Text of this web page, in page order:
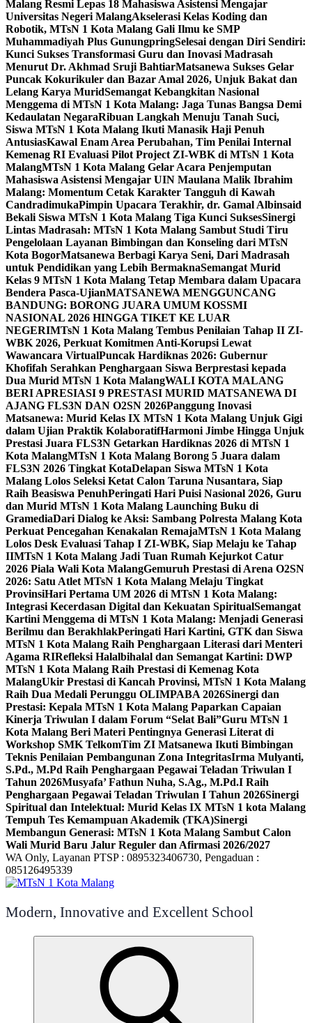
Malang Resmi Lepas 18 Mahasiswa Asistensi Mengajar
Universitas Negeri MalangAkselerasi Kelas Koding dan
Robotik, MTsN 1 Kota Malang Gali Ilmu ke SMP
Muhammadiyah Plus GunungpringSelesai dengan Diri Sendiri:
Kunci Sukses Transformasi Guru dan Inovasi Madrasah
Menurut Dr. Akhmad Sruji BahtiarMatsanewa Sukses Gelar
Puncak Kokurikuler dan Bazar Amal 2026, Unjuk Bakat dan
Lelang Karya MuridSemangat Kebangkitan Nasional
Menggema di MTsN 1 Kota Malang: Jaga Tunas Bangsa Demi
Kedaulatan NegaraRibuan Langkah Menuju Tanah Suci,
Siswa MTsN 1 Kota Malang Ikuti Manasik Haji Penuh
AntusiasKawal Enam Area Perubahan, Tim Penilai Internal
Kemenag RI Evaluasi Pilot Project ZI-WBK di MTsN 1 Kota
MalangMTsN 1 Kota Malang Gelar Acara Penjemputan
Mahasiswa Asistensi Mengajar UIN Maulana Malik Ibrahim
Malang: Momentum Cetak Karakter Tangguh di Kawah
CandradimukaPimpin Upacara Terakhir, dr. Gamal Albinsaid
Bekali Siswa MTsN 1 Kota Malang Tiga Kunci SuksesSinergi
Lintas Madrasah: MTsN 1 Kota Malang Sambut Studi Tiru
Pengelolaan Layanan Bimbingan dan Konseling dari MTsN
Kota BogorMatsanewa Berbagi Karya Seni, Dari Madrasah
untuk Pendidikan yang Lebih BermaknaSemangat Murid
Kelas 9 MTsN 1 Kota Malang Tetap Membara dalam Upacara
Bendera Pasca-UjianMATSANEWA MENGGUNCANG
BANDUNG: BORONG JUARA UMUM KOSSMI
NASIONAL 2026 HINGGA TIKET KE LUAR
NEGERIMTsN 1 Kota Malang Tembus Penilaian Tahap II ZI-
WBK 2026, Perkuat Komitmen Anti-Korupsi Lewat
Wawancara VirtualPuncak Hardiknas 2026: Gubernur
Khofifah Serahkan Penghargaan Siswa Berprestasi kepada
Dua Murid MTsN 1 Kota MalangWALI KOTA MALANG
BERI APRESIASI 9 PRESTASI MURID MATSANEWA DI
AJANG FLS3N DAN O2SN 2026Panggung Inovasi
Matsanewa: Murid Kelas IX MTsN 1 Kota Malang Unjuk Gigi
dalam Ujian Praktik KolaboratifHarmoni Jimbe Hingga Unjuk
Prestasi Juara FLS3N Getarkan Hardiknas 2026 di MTsN 1
Kota MalangMTsN 1 Kota Malang Borong 5 Juara dalam
FLS3N 2026 Tingkat KotaDelapan Siswa MTsN 1 Kota
Malang Lolos Seleksi Ketat Calon Taruna Nusantara, Siap
Raih Beasiswa PenuhPeringati Hari Puisi Nasional 2026, Guru
dan Murid MTsN 1 Kota Malang Launching Buku di
GramediaDari Dialog ke Aksi: Sambang Polresta Malang Kota
Perkuat Pencegahan Kenakalan RemajaMTsN 1 Kota Malang
Lolos Desk Evaluasi Tahap I ZI-WBK, Siap Melaju ke Tahap
IIMTsN 1 Kota Malang Jadi Tuan Rumah Kejurkot Catur
2026 Piala Wali Kota MalangGemuruh Prestasi di Arena O2SN
2026: Satu Atlet MTsN 1 Kota Malang Melaju Tingkat
ProvinsiHari Pertama UM 2026 di MTsN 1 Kota Malang:
Integrasi Kecerdasan Digital dan Kekuatan SpiritualSemangat
Kartini Menggema di MTsN 1 Kota Malang: Menjadi Generasi
Berilmu dan BerakhlakPeringati Hari Kartini, GTK dan Siswa
MTsN 1 Kota Malang Raih Penghargaan Literasi dari Menteri
Agama RIRefleksi Halalbihalal dan Semangat Kartini: DWP
MTsN 1 Kota Malang Raih Prestasi di Kemenag Kota
MalangUkir Prestasi di Kancah Provinsi, MTsN 1 Kota Malang
Raih Dua Medali Perunggu OLIMPABA 2026Sinergi dan
Prestasi: Kepala MTsN 1 Kota Malang Paparkan Capaian
Kinerja Triwulan I dalam Forum “Selat Bali”Guru MTsN 1
Kota Malang Beri Materi Pentingnya Generasi Literat di
Workshop SMK TelkomTim ZI Matsanewa Ikuti Bimbingan
Teknis Penilaian Pembangunan Zona IntegritasIrma Mulyanti,
S.Pd., M.Pd Raih Penghargaan Pegawai Teladan Triwulan I
Tahun 2026Musyafa’ Fathun Nuha, S.Ag., M.Pd.I Raih
Penghargaan Pegawai Teladan Triwulan I Tahun 2026Sinergi
Spiritual dan Intelektual: Murid Kelas IX MTsN 1 kota Malang
Tempuh Tes Kemampuan Akademik (TKA)Sinergi
Membangun Generasi: MTsN 1 Kota Malang Sambut Calon
Wali Murid Baru Jalur Reguler dan Afirmasi 2026/2027
WA Only, Layanan PTSP : 0895323406730, Pengaduan :
085126495339
Modern, Innovative and Excellent School